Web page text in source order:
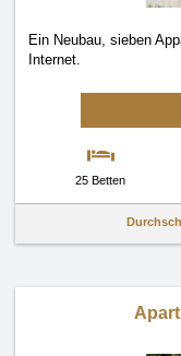
Ein Neubau, sieben
Internet.
25 Betten